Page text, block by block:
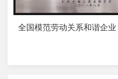
全国模范劳动关系和谐企业